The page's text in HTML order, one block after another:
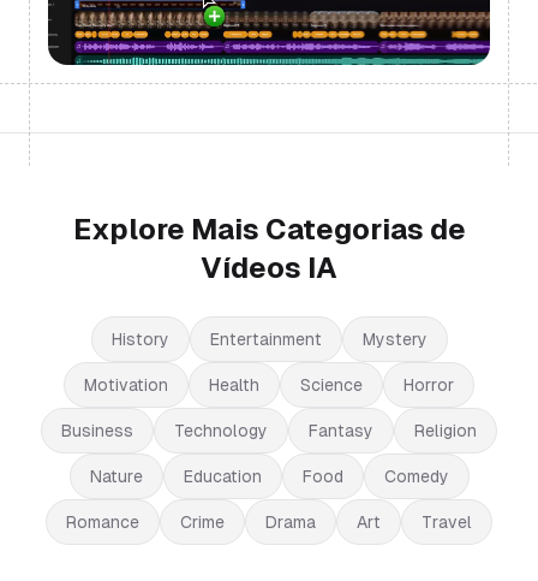
Explore Mais Categorias de
Vídeos IA
History Entertainment Mystery
Motivation Health Science Horror
Business Technology Fantasy Religion
Nature Education Food Comedy
Romance Crime Drama Art Travel